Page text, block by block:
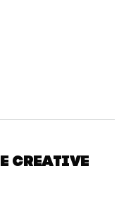
Creative